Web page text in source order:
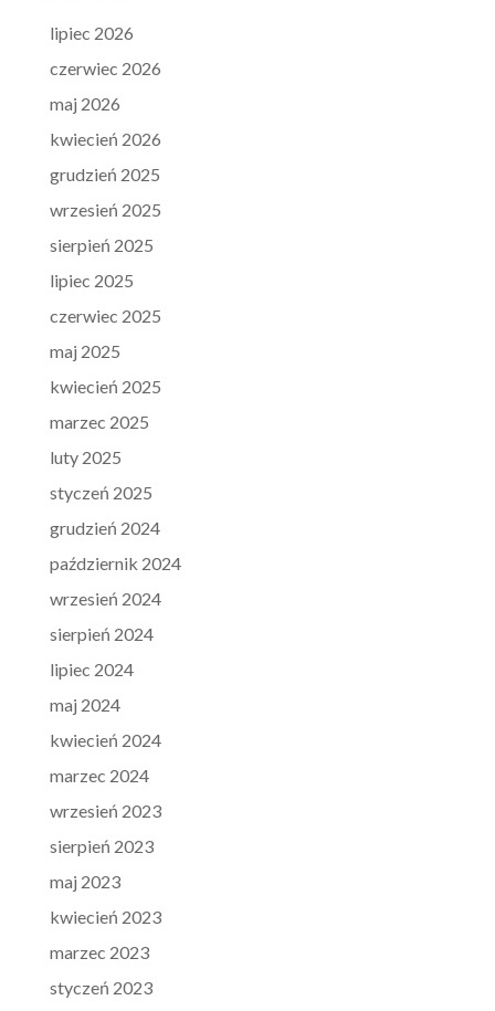
lipiec 2026
czerwiec 2026
maj 2026
kwiecień 2026
grudzień 2025
wrzesień 2025
sierpień 2025
lipiec 2025
czerwiec 2025
maj 2025
kwiecień 2025
marzec 2025
luty 2025
styczeń 2025
grudzień 2024
październik 2024
wrzesień 2024
sierpień 2024
lipiec 2024
maj 2024
kwiecień 2024
marzec 2024
wrzesień 2023
sierpień 2023
maj 2023
kwiecień 2023
marzec 2023
styczeń 2023